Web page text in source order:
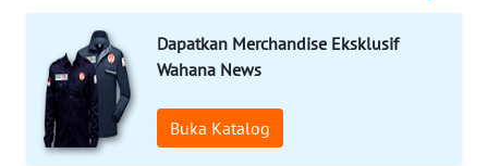
Dapatkan Merchandise Eksklusif
Wahana News
Buka Katalog
WN
MANDALIKA
WN
LIKUPANG